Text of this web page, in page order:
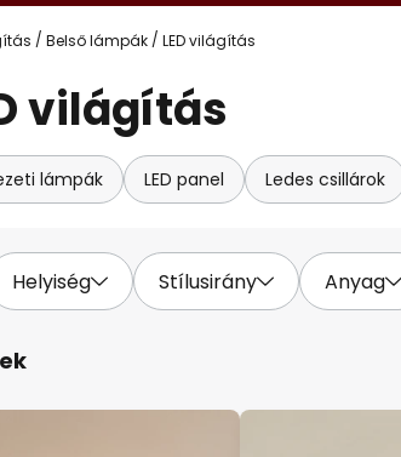
Belső lámpák LED világítás
világítás
lámpák LED panel Ledes csillárok
Helyiség Stílusirány Anyag